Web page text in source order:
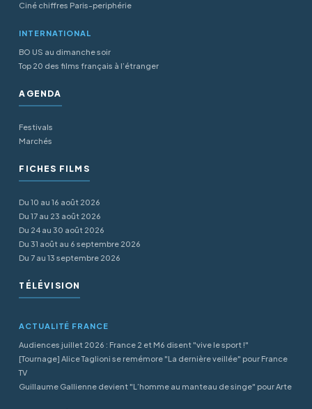
Ciné chiffres Paris-periphérie
INTERNATIONAL
BO US au dimanche soir
Top 20 des films français à l’étranger
AGENDA
Festivals
Marchés
FICHES FILMS
Du 10 au 16 août 2026
Du 17 au 23 août 2026
Du 24 au 30 août 2026
Du 31 août au 6 septembre 2026
Du 7 au 13 septembre 2026
TÉLÉVISION
ACTUALITÉ FRANCE
Audiences juillet 2026 : France 2 et M6 disent "vive le sport !"
[Tournage] Alice Taglioni se remémore "La dernière veillée" pour France
TV
Guillaume Gallienne devient "L’homme au manteau de singe" pour Arte